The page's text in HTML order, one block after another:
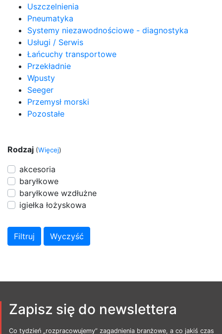
Uszczelnienia
Pneumatyka
Systemy niezawodnościowe - diagnostyka
Usługi / Serwis
Łańcuchy transportowe
Przekładnie
Wpusty
Seeger
Przemysł morski
Pozostałe
Rodzaj (Więcej)
akcesoria
baryłkowe
baryłkowe wzdłużne
igiełka łożyskowa
Zapisz się do newslettera
Co tydzień „rozpracowujemy” zagadnienia branżowe, a co jakiś czas